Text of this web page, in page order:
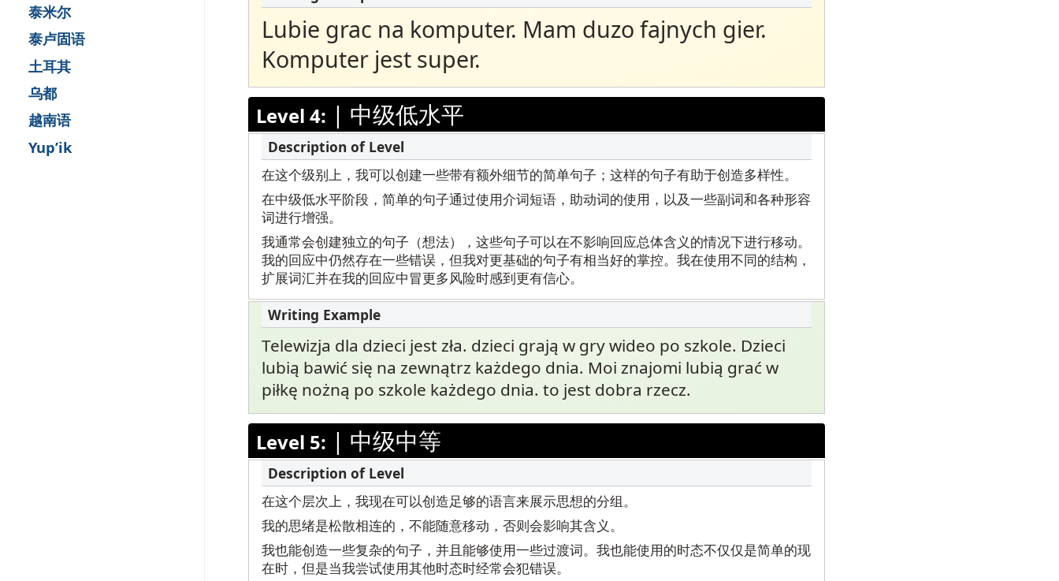
泰米尔
泰卢固语
土耳其
乌都
越南语
Yup’ik
Lubie grac na komputer. Mam duzo fajnych gier.
Komputer jest super.
Level 4: | 中级低水平
在这个级别上，我可以创建一些带有额外细节的简单句子；这样的句子有助于创造多样性。
在中级低水平阶段，简单的句子通过使用介词短语，助动词的使用，以及一些副词和各种形容
词进行增强。
我通常会创建独立的句子（想法），这些句子可以在不影响回应总体含义的情况下进行移动。
我的回应中仍然存在一些错误，但我对更基础的句子有相当好的掌控。我在使用不同的结构，
扩展词汇并在我的回应中冒更多风险时感到更有信心。
Telewizja dla dzieci jest zła. dzieci grają w gry wideo po szkole. Dzieci
lubią bawić się na zewnątrz każdego dnia. Moi znajomi lubią grać w
piłkę nożną po szkole każdego dnia. to jest dobra rzecz.
Level 5: | 中级中等
在这个层次上，我现在可以创造足够的语言来展示思想的分组。
我的思绪是松散相连的，不能随意移动，否则会影响其含义。
我也能创造一些复杂的句子，并且能够使用一些过渡词。我也能使用的时态不仅仅是简单的现
在时，但是当我尝试使用其他时态时经常会犯错误。